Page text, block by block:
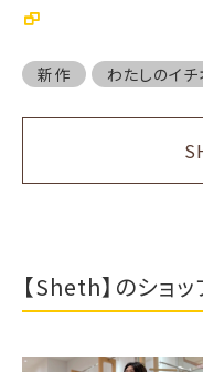
新作 わたしのイチ
【Sheth】のショ